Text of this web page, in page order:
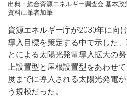
出典：総合資源エネルギー調査会 基本
資料に筆者加筆
資源エネルギー庁が2030年に向
導入目標を策定する中で示した
とによる太陽光発電導入拡大の
上設置型と屋根設置型をあわせ
度までに導入される太陽光発電
う規模だった。